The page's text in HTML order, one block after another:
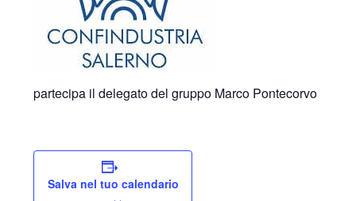
partecipa il delegato del gruppo Marco Pontecorvo
Salva nel tuo calendario